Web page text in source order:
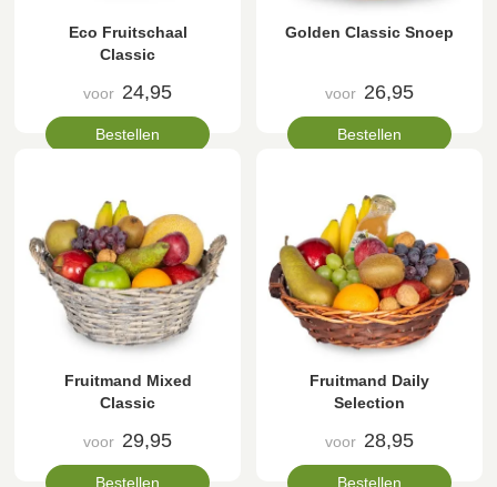
Eco Fruitschaal
Classic
voor 24,95
Bestellen
Golden Classic Snoep
voor 26,95
Bestellen
Fruitmand Mixed
Classic
voor 29,95
Bestellen
Fruitmand Daily
Selection
voor 28,95
Bestellen